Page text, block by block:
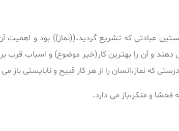
عبادتی که تشریع گردید،((نماز)) بود و
و آن را بهترین کار(خیر موضوع) و اسباب قرب
که نماز،انسان را از هر کار قبیح و نابایستی باز می
فحشا و منکر،باز می دارد.